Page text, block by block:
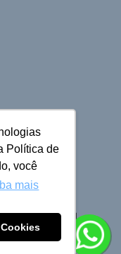
Política de
você
mais
Cruzeiro do Sul